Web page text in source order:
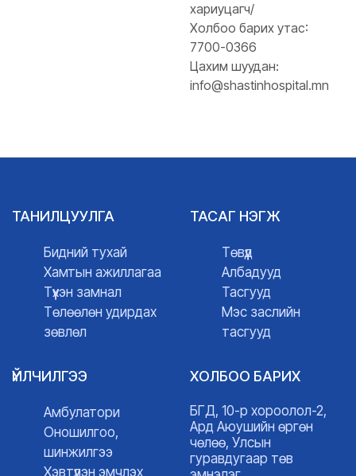
хариуцагч/
Холбоо барих утас:
7700-0366
Цахим шуудан:
info@shastinhospital.mn
ТАНИЛЦУУЛГА
Бидний тухай
Хамтын ажиллагаа
Түүхэн замнал
Төлөөлөн удирдах
зөвлөл
ТАСАГ НЭГЖ
Төвүүд
Албадууд
Тасгууд
Мэс заслийн
тасгууд
ҮЙЛЧИЛГЭЭ
Амбулатори
Оношилгоо,
шинжилгээ
Хэвтүүлэн эмчлэх
ХОЛБОО БАРИХ
БГД, 10-р хороолол-2,
Ард Аюушийн өргөн
чөлөө, Улсын
гуравдугаар төв